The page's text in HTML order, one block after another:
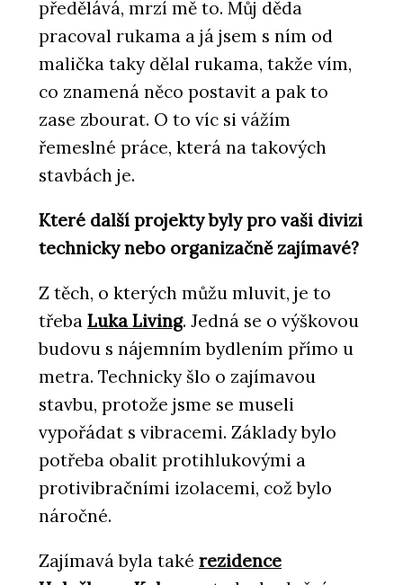
předělává, mrzí mě to. Můj děda
pracoval rukama a já jsem s ním od
malička taky dělal rukama, takže vím,
co znamená něco postavit a pak to
zase zbourat. O to víc si vážím
řemeslné práce, která na takových
stavbách je.
Které další projekty byly pro vaši divizi
technicky nebo organizačně zajímavé?
Z těch, o kterých můžu mluvit, je to
třeba Luka Living. Jedná se o výškovou
budovu s nájemním bydlením přímo u
metra. Technicky šlo o zajímavou
stavbu, protože jsme se museli
vypořádat s vibracemi. Základy bylo
potřeba obalit protihlukovými a
protivibračními izolacemi, což bylo
náročné.
Zajímavá byla také rezidence